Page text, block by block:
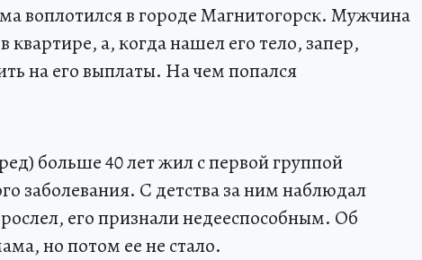
воплотился в городе Магнитогорск. Мужчина
квартире, а, когда нашел его тело, запер,
на его выплаты. На чем попался
больше 40 лет жил с первой группой
заболевания. С детства за ним наблюдал
его признали недееспособным. Об
но потом ее не стало.